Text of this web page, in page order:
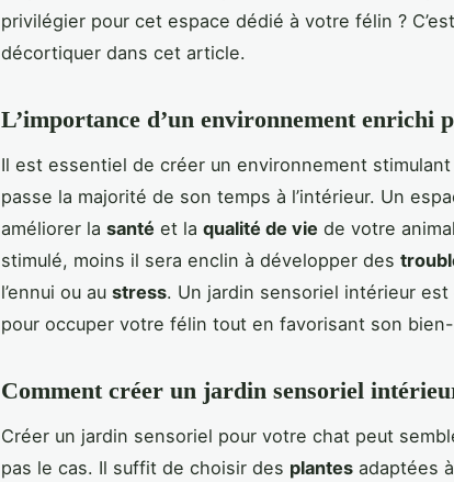
privilégier pour cet espace dédié à votre félin ?
décortiquer dans cet article.
L’importance d’un environnement enrichi
Il est essentiel de créer un environnement
passe la majorité de son temps à l’intérieur. Un
améliorer la santé et la qualité de vie de votre
stimulé, moins il sera enclin à développer des
l’ennui ou au stress. Un jardin sensoriel intérieur
pour occuper votre félin tout en favorisant son
Comment créer un jardin sensoriel
Créer un jardin sensoriel pour votre chat peut
pas le cas. Il suffit de choisir des plantes adaptées